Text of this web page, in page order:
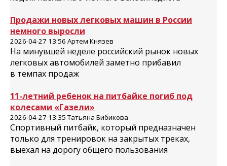
Продажи новых легковых машин в России
немного выросли
2026-04-27 13:56 Артем Князев
На минувшей неделе российский рынок новых
легковых автомобилей заметно прибавил
в темпах продаж
11-летний ребенок на питбайке погиб под
колесами «Газели»
2026-04-27 13:35 Татьяна Бибикова
Спортивный питбайк, который предназначен
только для тренировок на закрытых треках,
выехал на дорогу общего пользования